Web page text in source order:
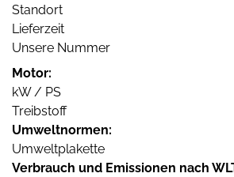
Standort
Lieferzeit
Unsere Nummer
Motor:
kW / PS
Treibstoff
Umweltnormen:
Umweltplakette
Verbrauch und Emissionen nach